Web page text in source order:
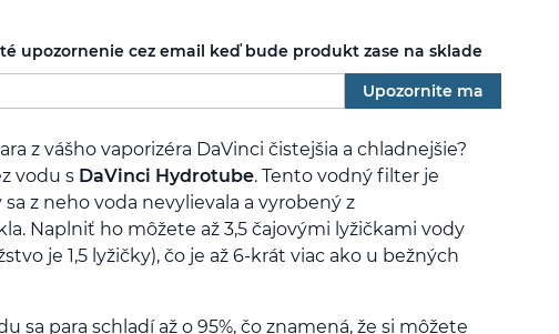
upozornenie cez email keď bude produkt zase na sklade
Upozornite ma
z vášho vaporizéra DaVinci čistejšia a chladnejšie?
vodu s DaVinci Hydrotube. Tento vodný filter je
z neho voda nevylievala a vyrobený z
Naplniť ho môžete až 3,5 čajovými lyžičkami vody
je 1,5 lyžičky), čo je až 6-krát viac ako u bežných
sa para schladí až o 95%, čo znamená, že si môžete